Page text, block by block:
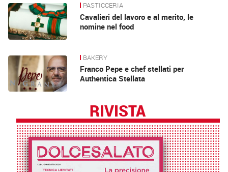
News PASTICCERIA
Cavalieri del lavoro e al merito, le
nomine nel food
BAKERY
Franco Pepe e chef stellati per
Authentica Stellata
RIVISTA